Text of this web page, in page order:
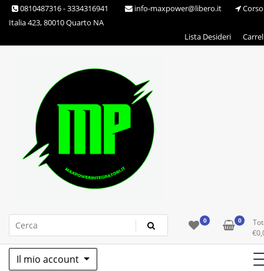
Skip 0810487316 - 3334316941 info-maxpower@libero.it
Corso
Italia 423, 80010 Quarto NA
Lista Desideri
Max Power Integratori 0 0
€
Il mio account